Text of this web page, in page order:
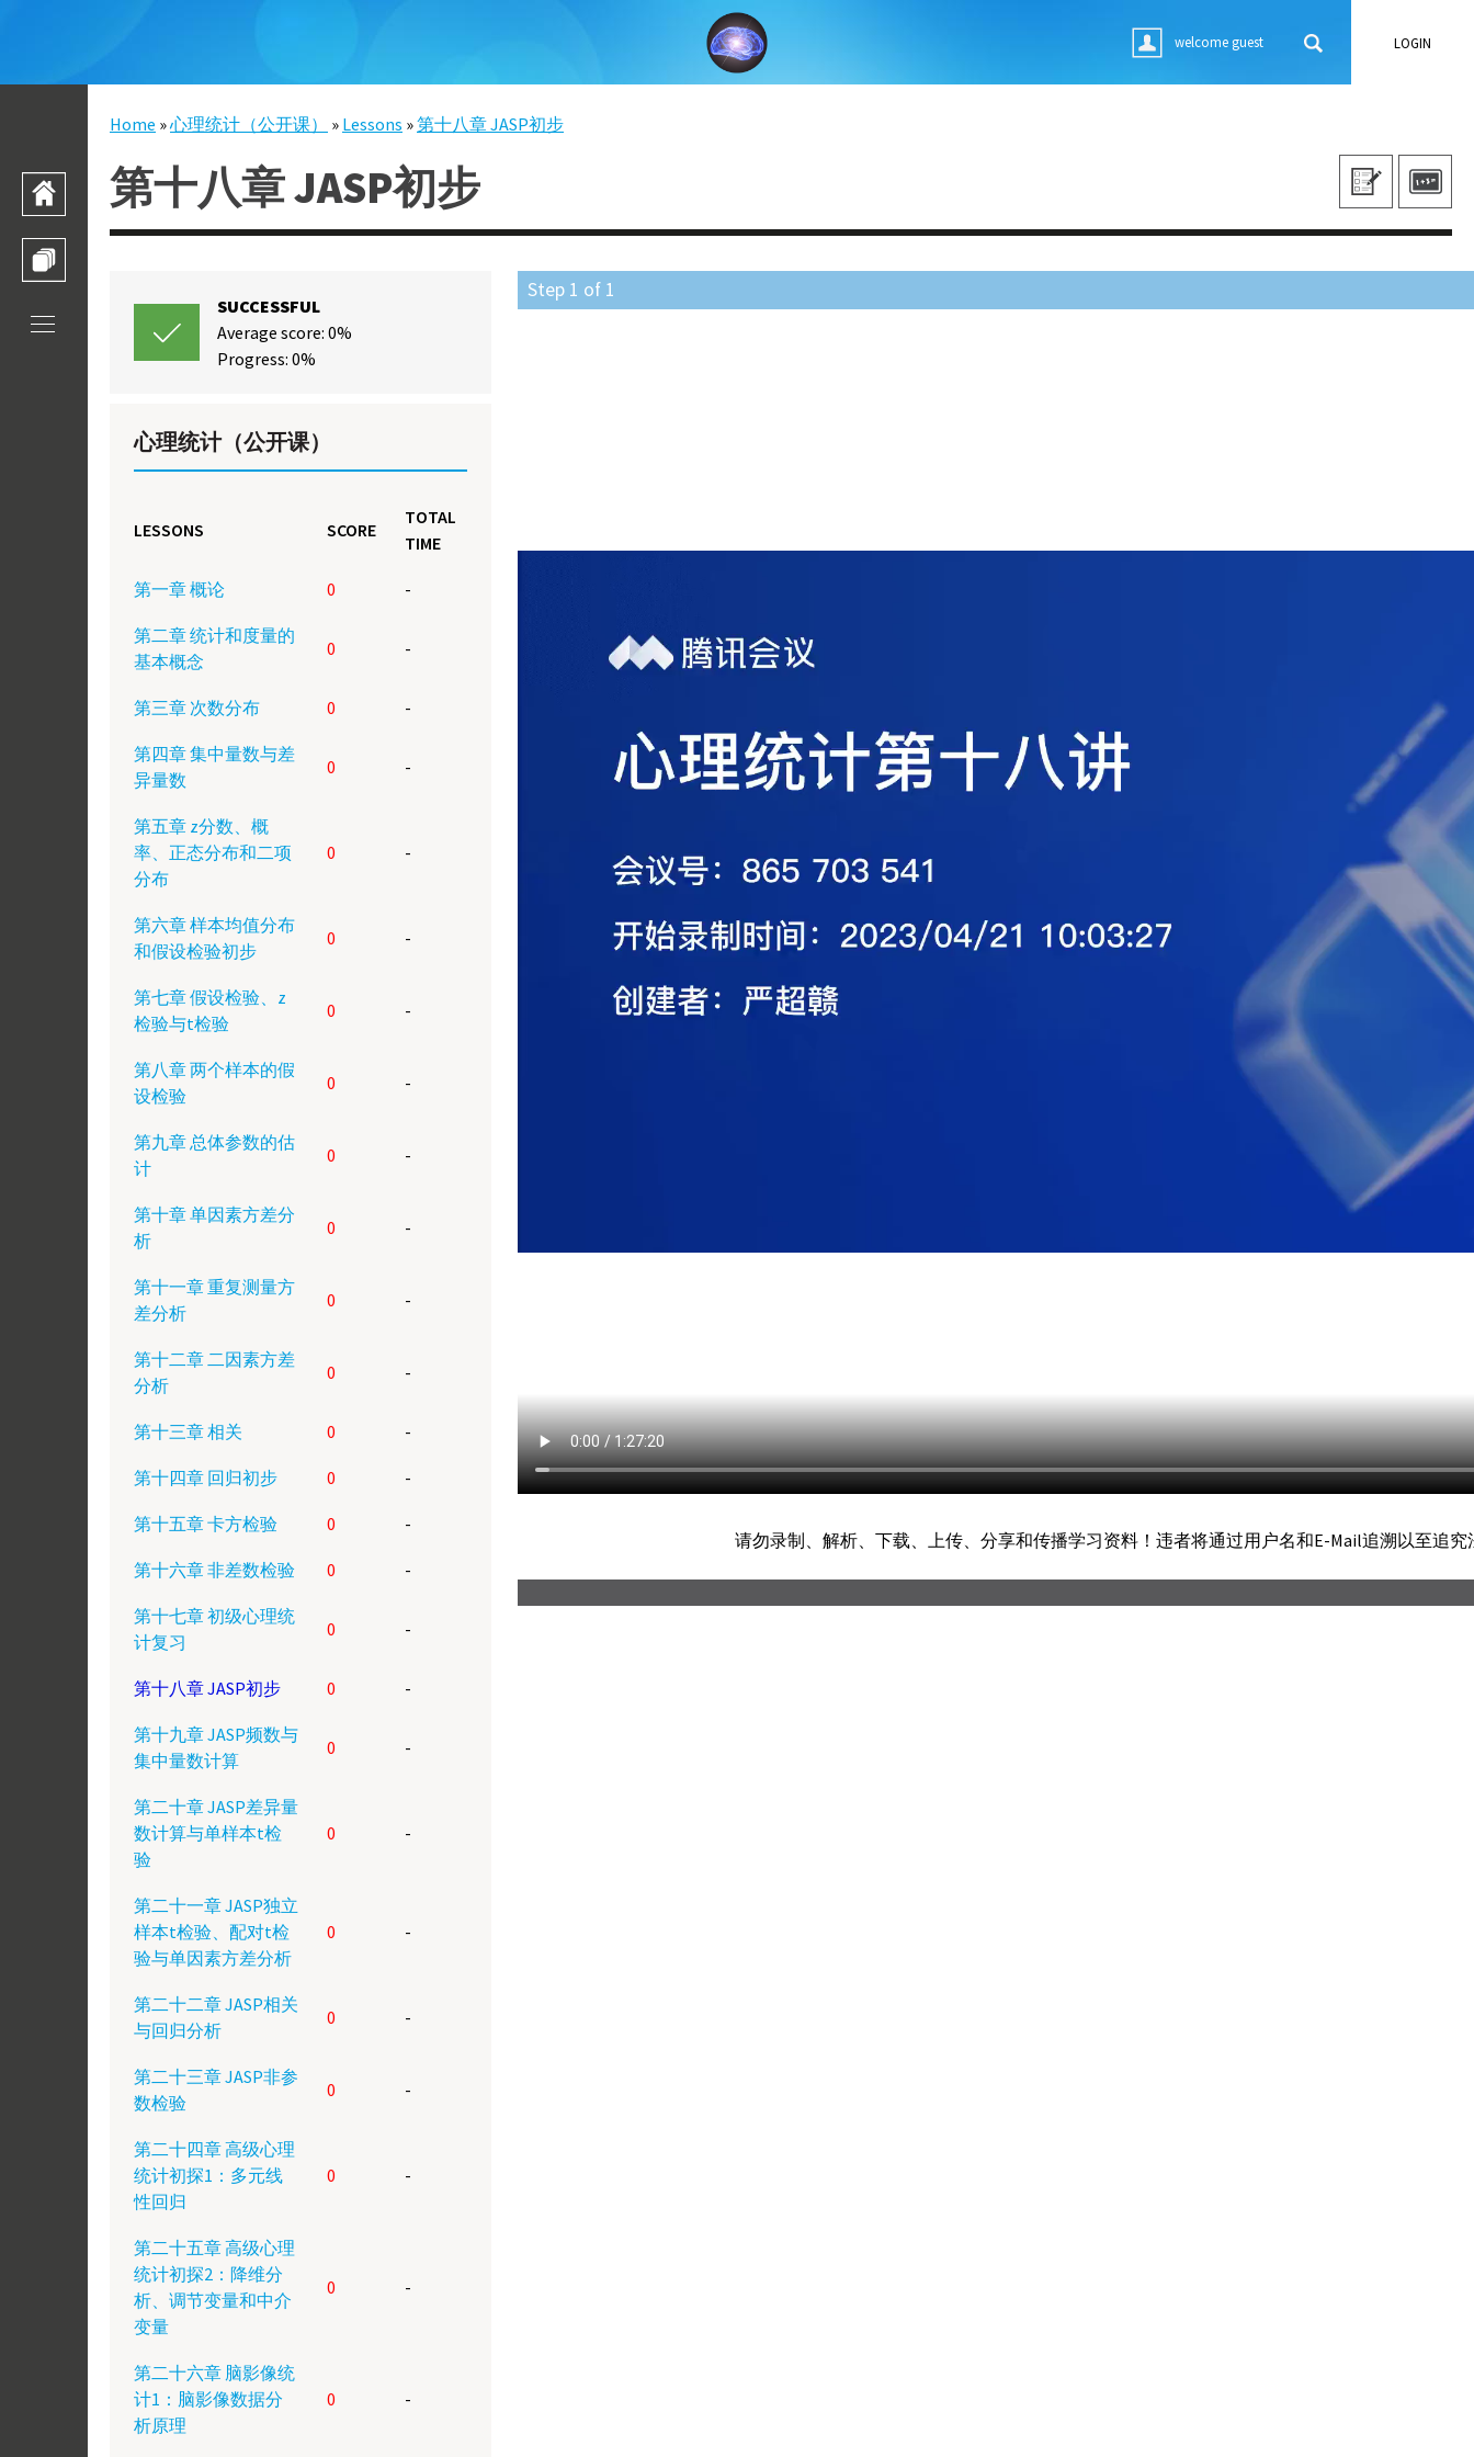
LOGIN
welcome guest
HOME
Home »心理统计（公开课） » Lessons »第十八章 JASP初步
第十八章 JASP初步
Step 1 of 1
请勿录制、解析、下载、上传、分享和传播学习资料！违者将通过用户名和E-Mail追溯以至追
SUCCESSFUL
Average score: 0%
Progress: 0%
心理统计（公开课）
LESSONS SCORE
TOTAL
TIME
第一章 概论 0 -
第二章 统计和度量的
基本概念
0 -
第三章 次数分布 0 -
第四章 集中量数与差
异量数
0 -
第五章 z分数、概
率、正态分布和二项
分布
0 -
第六章 样本均值分布
和假设检验初步
0 -
第七章 假设检验、z
检验与t检验
0 -
第八章 两个样本的假
设检验
0 -
第九章 总体参数的估
计
0 -
第十章 单因素方差分
析
0 -
第十一章 重复测量方
差分析
0 -
第十二章 二因素方差
分析
0 -
第十三章 相关 0 -
第十四章 回归初步 0 -
第十五章 卡方检验 0 -
第十六章 非差数检验 0 -
第十七章 初级心理统
计复习
0 -
第十八章 JASP初步 0 -
第十九章 JASP频数与
集中量数计算
0 -
第二十章 JASP差异量
数计算与单样本t检
验
0 -
第二十一章 JASP独立
样本t检验、配对t检
验与单因素方差分析
0 -
第二十二章 JASP相关
与回归分析
0 -
第二十三章 JASP非参
数检验
0 -
第二十四章 高级心理
统计初探1：多元线
性回归
0 -
第二十五章 高级心理
统计初探2：降维分
析、调节变量和中介
变量
0 -
第二十六章 脑影像统
计1：脑影像数据分
析原理
0 -